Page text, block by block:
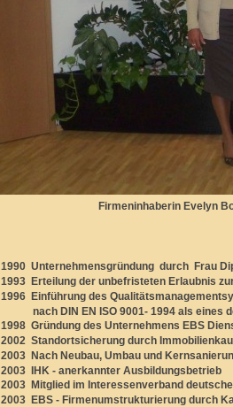
Firmeninhaberin Evelyn
1990 Unternehmensgründung durch Frau
1993 Erteilung der unbefristeten Erlaubnis
1996 Einführung des
nach DIN EN ISO 9001- 1994 als eines
1998 Gründung des Unternehmens EBS
2002 Standortsicherung durch
2003 Nach Neubau, Umbau und
2003 IHK - anerkannter Ausbildungsbetrieb
2003 Mitglied im Interessenverband
2003 EBS - Firmenumstrukturierung durch